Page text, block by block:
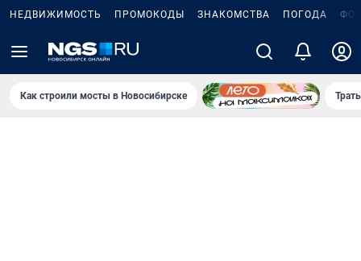
НЕДВИЖИМОСТЬ ПРОМОКОДЫ ЗНАКОМСТВА ПОГОДА
Как строили мосты в Новосибирске